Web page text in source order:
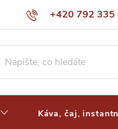
+420 792 335
Výdejní místa a ceny dopravy
Káva, čaj,